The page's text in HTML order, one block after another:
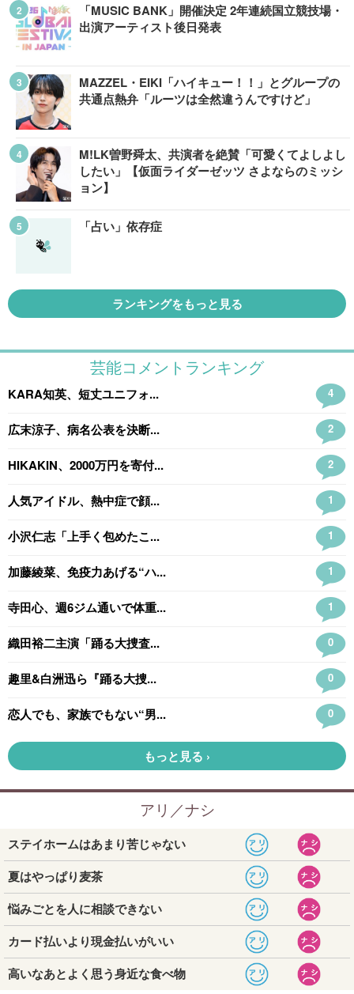
「MUSIC BANK」開催決定 2年連続国立競技場・
出演アーティスト後日発表
MAZZEL・EIKI「ハイキュー！！」とグループの
共通点熱弁「ルーツは全然違うんですけど」
M!LK曽野舜太、共演者を絶賛「可愛くてよしよし
したい」【仮面ライダーゼッツ さよならのミッシ
ョン】
「占い」依存症
ランキングをもっと見る